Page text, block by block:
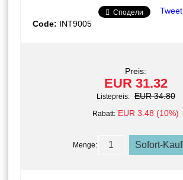
Сподели
Tweet
Code: INT9005
Preis:
EUR 31.32
Listepreis: EUR 34.80
Rabatt: EUR 3.48 (10%)
Menge: